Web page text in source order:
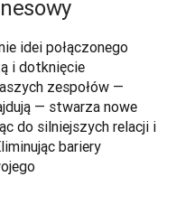
idei połączonego
i dotknięcie
zespołów —
— stwarza nowe
do silniejszych relacji i
bariery